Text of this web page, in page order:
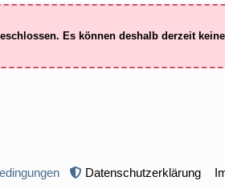
Es können deshalb derzeit
Datenschutzerklärung